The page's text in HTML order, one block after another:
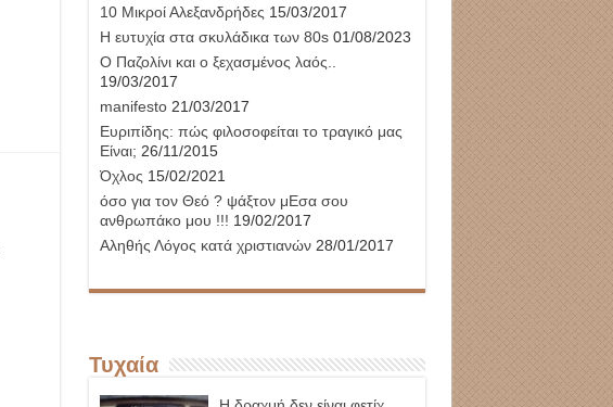
10 Μικροί Αλεξανδρήδες 15/03/2017
Η ευτυχία στα σκυλάδικα των 80s01/08/2023
Ο Παζολίνι και ο ξεχασμένος λαός..
19/03/2017
manifesto21/03/2017
Ευριπίδης: πώς φιλοσοφείται το τραγικό μας
Είναι; 26/11/2015
Όχλος 15/02/2021
όσο για τον Θεό ? ψάξτον μΕσα σου
ανθρωπάκο μου !!! 19/02/2017
Αληθής Λόγος κατά χριστιανών28/01/2017
Τυχαία